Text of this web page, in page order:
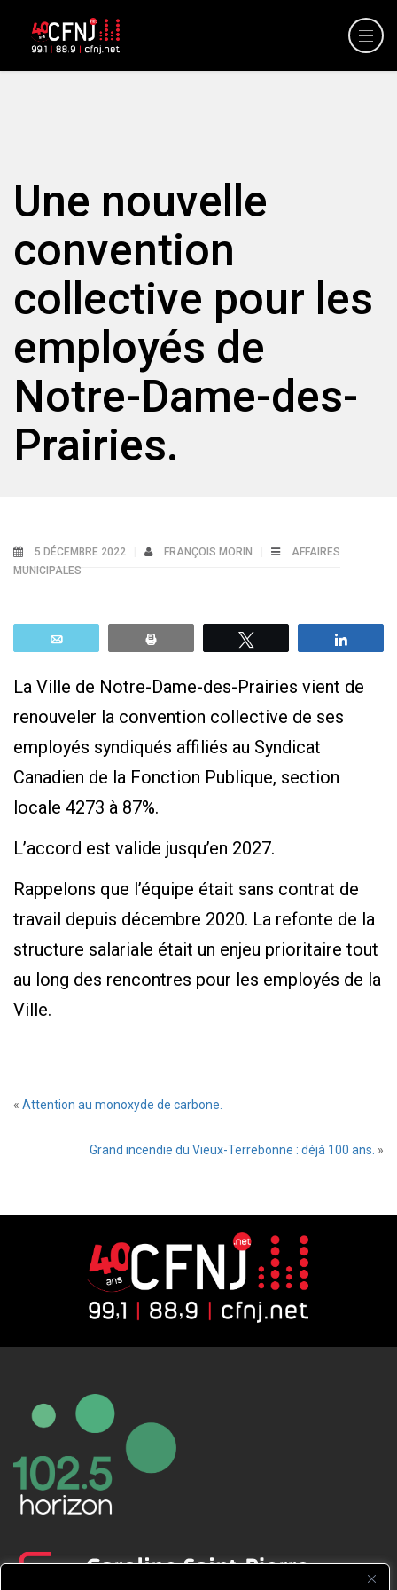
Une nouvelle
convention
collective pour les
employés de
Notre-Dame-des-
Prairies.
5 DÉCEMBRE 2022 FRANÇOIS MORIN
AFFAIRES
MUNICIPALES
La Ville de Notre-Dame-des-Prairies vient de
renouveler la convention collective de ses
employés syndiqués affiliés au Syndicat
Canadien de la Fonction Publique, section
locale 4273 à 87%.
L’accord est valide jusqu’en 2027.
Rappelons que l’équipe était sans contrat de
travail depuis décembre 2020. La refonte de la
structure salariale était un enjeu prioritaire tout
au long des rencontres pour les employés de la
Ville.
« Attention au monoxyde de carbone.
Grand incendie du Vieux-Terrebonne : déjà 100 ans. »